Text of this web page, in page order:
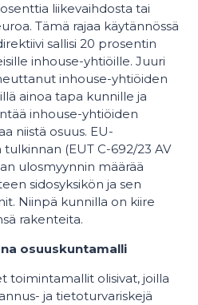
liikevaihdosta tai
Tämä rajaa käytännössä
sallisi 20 prosentin
inhouse-yhtiöille. Juuri
inhouse-yhtiöiden
ainoa tapa kunnille ja
inhouse-yhtiöiden
niistä osuus. EU-
(EUT C-692/23 AV
ulosmyynnin määrää
sidosyksikön ja sen
Niinpä kunnilla on kiire
rakenteita.
osuuskuntamalli
toimintamallit olisivat, joilla
ja tietoturvariskejä